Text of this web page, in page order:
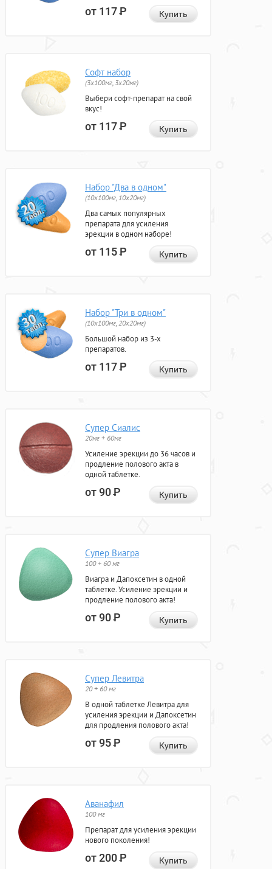
от 117Р Купить
Софт набор
(3x100мг, 3x20мг)
Выбери софт-препарат на свой
вкус!
от 117Р Купить
Набор "Два в одном"
(10x100мг, 10x20мг)
Два самых популярных
препарата для усиления
эрекции в одном наборе!
от 115Р Купить
Набор "Три в одном"
(10x100мг, 20x20мг)
Большой набор из 3-х
препаратов.
от 117Р Купить
Супер Сиалис
20мг + 60мг
Усиление эрекции до 36 часов и
продление полового акта в
одной таблетке.
от 90Р Купить
Супер Виагра
100 + 60 мг
Виагра и Дапоксетин в одной
таблетке. Усиление эрекции и
продление полового акта!
от 90Р Купить
Супер Левитра
20 + 60 мг
В одной таблетке Левитра для
усиления эрекции и Дапоксетин
для продления полового акта!
от 95Р Купить
Аванафил
100 мг
Препарат для усиления эрекции
нового поколения!
от 200Р Купить